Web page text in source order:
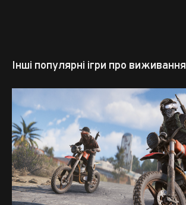
Інші популярні ігри про виживання